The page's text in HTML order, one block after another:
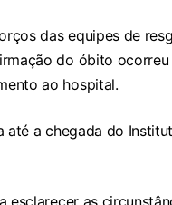
das equipes de
do óbito
ao hospital.
até a chegada do